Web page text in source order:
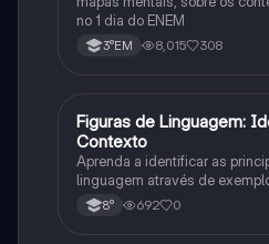
no 1 dia do ENEM
3°EM 8,015 308
FPortuguês
Figuras de Linguagem:
Contexto
Aprenda a identificar as
linguagem através de
8° 692 0